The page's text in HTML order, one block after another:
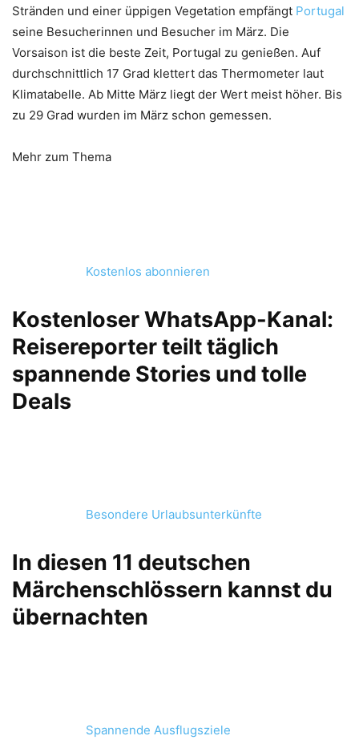
Stränden und einer üppigen Vegetation empfängt Portugal
seine Besucherinnen und Besucher im März. Die
Vorsaison ist die beste Zeit, Portugal zu genießen. Auf
durchschnittlich 17 Grad klettert das Thermometer laut
Klimatabelle. Ab Mitte März liegt der Wert meist höher. Bis
zu 29 Grad wurden im März schon gemessen.
Mehr zum Thema
Kostenlos abonnieren
Kostenloser WhatsApp-Kanal:
Reisereporter teilt täglich
spannende Stories und tolle
Deals
Besondere Urlaubsunterkünfte
In diesen 11 deutschen
Märchenschlössern kannst du
übernachten
Spannende Ausflugsziele